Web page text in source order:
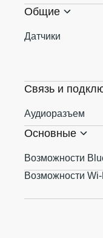
Общие
Датчики
Связь и
Аудиоразъем
Основные
Возможности
Возможности